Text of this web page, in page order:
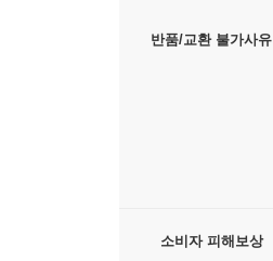
반품/교환 불가사유
소비자 피해보상